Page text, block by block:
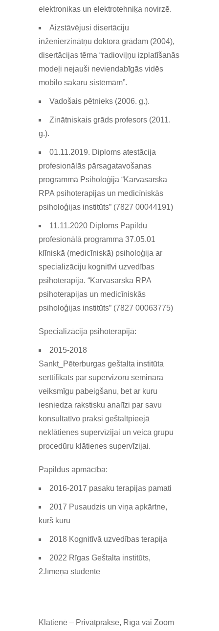
elektronikas un elektrotehniķa novirzē.
Aizstāvējusi disertāciju
inženierzinātņu doktora grādam (2004),
disertācijas tēma “radioviļņu izplatīšanās
modeļi nejauši neviendabīgās vidēs
mobilo sakaru sistēmām”.
Vadošais pētnieks (2006. g.).
Zinātniskais grāds profesors (2011.
g.).
01.11.2019. Diploms atestācija
profesionālās pārsagatavošanas
programmā Psiholoģija “Karvasarska
RPA psihoterapijas un medicīniskās
psiholoģijas institūts” (7827 00044191)
11.11.2020 Diploms Papildu
profesionālā programma 37.05.01
klīniskā (medicīniskā) psiholoģija ar
specializāciju kognitīvi uzvedības
psihoterapijā. “Karvasarska RPA
psihoterapijas un medicīniskās
psiholoģijas institūts” (7827 00063775)
Specializācija psihoterapijā:
2015-2018
Sankt_Pēterburgas geštalta institūta
serttifikāts par supervizoru semināra
veiksmīgu pabeigšanu, bet ar kuru
iesniedza rakstisku analīzi par savu
konsultatīvo praksi geštaltpieejā
neklātienes supervīzijai un veica grupu
procedūru klātienes supervīzijai.
Papildus apmācība:
2016-2017 pasaku terapijas pamati
2017 Pusaudzis un viņa apkārtne,
kurš kuru
2018 Kognitīvā uzvedības terapija
2022 Rīgas Geštalta institūts,
2.līmeņa studente
Klātienē – Privātprakse, Rīga vai Zoom